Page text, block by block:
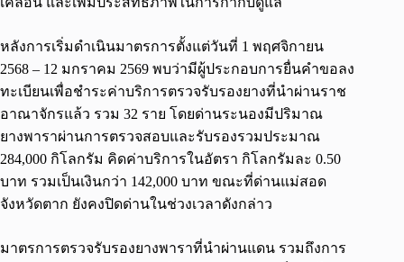
หลังการเริ่มดำเนินมาตรการตั้งแต่วันที่ 1 พฤศจิกายน
2568 – 12 มกราคม 2569 พบว่ามีผู้ประกอบการยื่นคำขอลง
ทะเบียนเพื่อชำระค่าบริการตรวจรับรองยางที่นำผ่านราช
อาณาจักรแล้ว รวม 32 ราย โดยด่านระนองมีปริมาณ
ยางพาราผ่านการตรวจสอบและรับรองรวมประมาณ
284,000 กิโลกรัม คิดค่าบริการในอัตรา กิโลกรัมละ 0.50
บาท รวมเป็นเงินกว่า 142,000 บาท ขณะที่ด่านแม่สอด
จังหวัดตาก ยังคงปิดด่านในช่วงเวลาดังกล่าว
มาตรการตรวจรับรองยางพาราที่นำผ่านแดน รวมถึงการ